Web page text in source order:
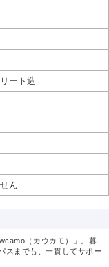
ート造
ん
（カウカモ）」。暮
スまでも、一貫してサポー